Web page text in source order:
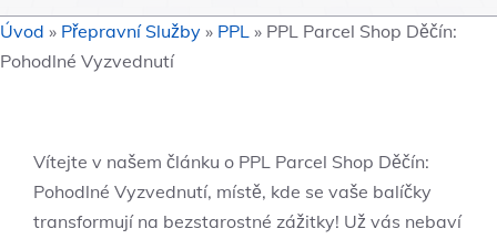
Úvod » Přepravní Služby » PPL » PPL Parcel Shop Děčín:
Pohodlné Vyzvednutí
Vítejte v našem článku o PPL Parcel Shop Děčín:
Pohodlné Vyzvednutí, místě, kde se vaše balíčky
transformují na bezstarostné zážitky! Už vás nebaví